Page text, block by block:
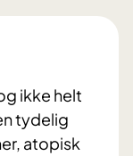
ikke helt
tydelig
atopisk